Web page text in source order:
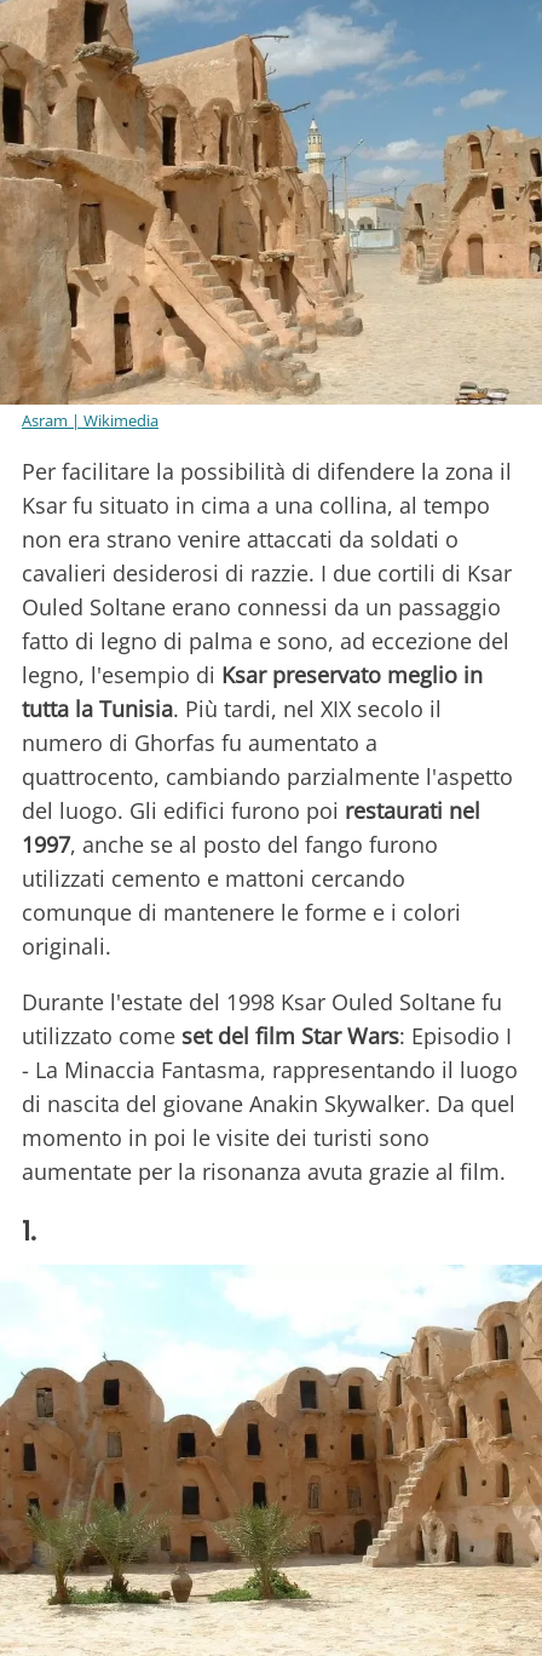
Asram | Wikimedia
Per facilitare la possibilità di difendere la zona il
Ksar fu situato in cima a una collina, al tempo
non era strano venire attaccati da soldati o
cavalieri desiderosi di razzie. I due cortili di Ksar
Ouled Soltane erano connessi da un passaggio
fatto di legno di palma e sono, ad eccezione del
legno, l'esempio di Ksar preservato meglio in
tutta la Tunisia. Più tardi, nel XIX secolo il
numero di Ghorfas fu aumentato a
quattrocento, cambiando parzialmente l'aspetto
del luogo. Gli edifici furono poi restaurati nel
1997, anche se al posto del fango furono
utilizzati cemento e mattoni cercando
comunque di mantenere le forme e i colori
originali.
Durante l'estate del 1998 Ksar Ouled Soltane fu
utilizzato come set del film Star Wars: Episodio I
- La Minaccia Fantasma, rappresentando il luogo
di nascita del giovane Anakin Skywalker. Da quel
momento in poi le visite dei turisti sono
aumentate per la risonanza avuta grazie al film.
1.